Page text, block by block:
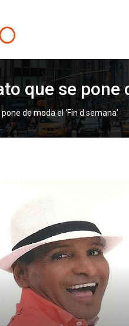
que se pone
de moda el ‘Fin d semana’